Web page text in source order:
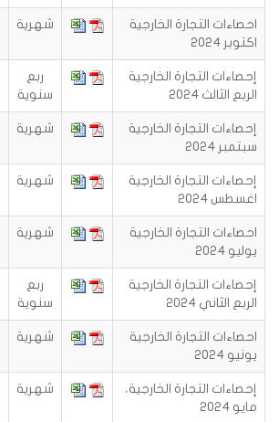
احصاءات التجارة الخارجية
اكتوبر 2024
شهرية
إحصاءات التجارة الخارجية
الربع الثالث 2024
ربع
سنوية
إحصاءات التجارة الخارجية
سبتمبر 2024
شهرية
إحصاءات التجارة الخارجية
اغسطس 2024
شهرية
احصاءات التجارة الخارجية
يوليو 2024
شهرية
إحصاءات التجارة الخارجية
الربع الثاني 2024
ربع
سنوية
احصاءات التجارة الخارجية
يونيو 2024
شهرية
إحصاءات التجارة الخارجية،
مايو 2024
شهرية